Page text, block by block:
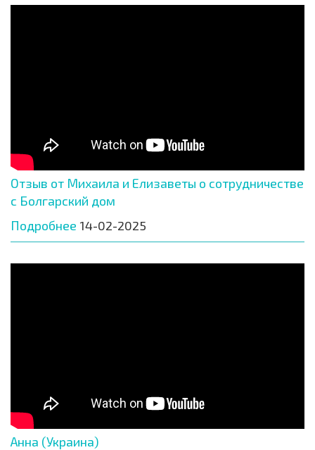
Отзыв от Михаила и Елизаветы о сотрудничестве
с Болгарский дом
Подробнее 14-02-2025
Анна (Украина)